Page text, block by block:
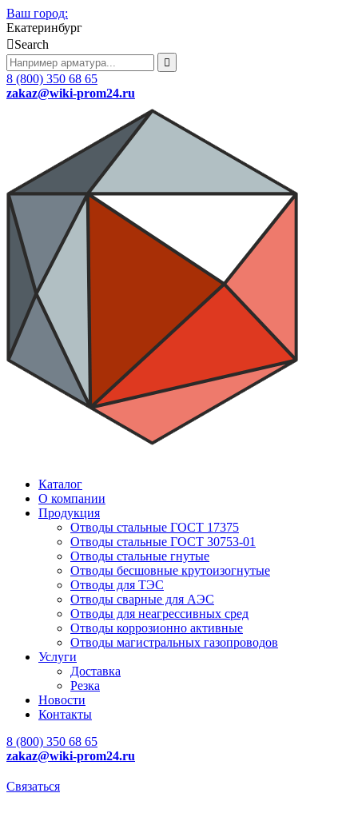
Ваш город:
Екатеринбург
Search
8 (800) 350 68 65
zakaz@wiki-prom24.ru
Каталог
О компании
Продукция
Отводы стальные ГОСТ 17375
Отводы стальные ГОСТ 30753-01
Отводы стальные гнутые
Отводы бесшовные крутоизогнутые
Отводы для ТЭС
Отводы сварные для АЭС
Отводы для неагрессивных сред
Отводы коррозионно активные
Отводы магистральных газопроводов
Услуги
Доставка
Резка
Новости
Контакты
8 (800) 350 68 65
zakaz@wiki-prom24.ru
Связаться